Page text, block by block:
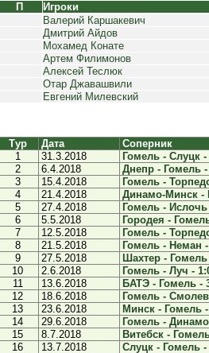
П
Игроки
Валерий Каршакевич
Дмитрий Айдов
Мохамед Конате
Артем Филимонов
Алексей Теслюк
Отар Джавашвили
Евгений Милевский
Тур Дата
Соперник
1
31.3.2018
Гомель - Слуцк -
2
6.4.2018
Днепр - Гомель -
3
15.4.2018
Гомель -
4
21.4.2018
Динамо-Минск -
5
27.4.2018
Гомель - Ислочь
6
5.5.2018
Городея -
7
12.5.2018
Гомель -
8
21.5.2018
Гомель - Неман
9
27.5.2018
Шахтер - Гомель
10
2.6.2018
Гомель - Луч -
11
13.6.2018
БАТЭ - Гомель -
12
18.6.2018
Гомель -
13
23.6.2018
Минск - Гомель
14
29.6.2018
Гомель -
15
8.7.2018
Витебск -
16
13.7.2018
Слуцк - Гомель -